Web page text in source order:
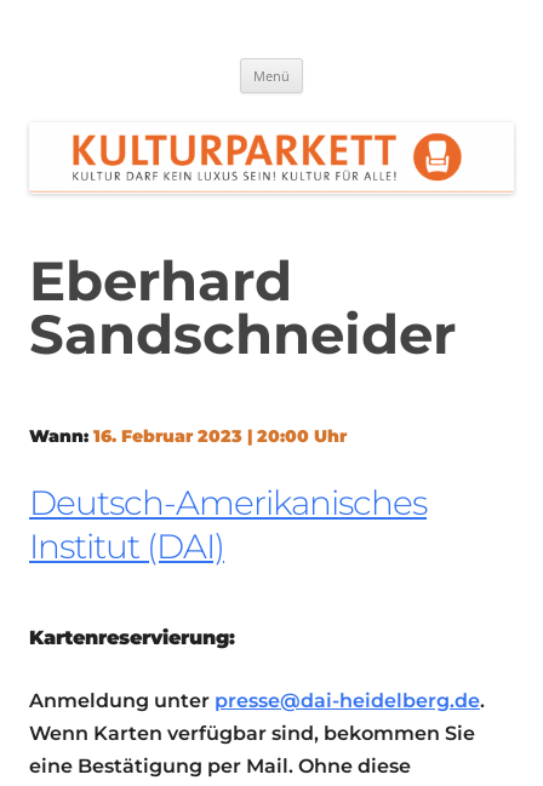
Menü
Eberhard
Sandschneider
Wann: 16. Februar 2023 | 20:00 Uhr
Deutsch-Amerikanisches
Institut (DAI)
Kartenreservierung:
Anmeldung unter presse@dai-heidelberg.de.
Wenn Karten verfügbar sind, bekommen Sie
eine Bestätigung per Mail. Ohne diese